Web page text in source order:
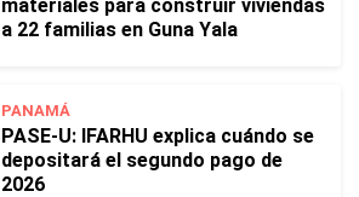
materiales para construir viviendas
a 22 familias en Guna Yala
PANAMÁ
PASE-U: IFARHU explica cuándo se
depositará el segundo pago de
2026